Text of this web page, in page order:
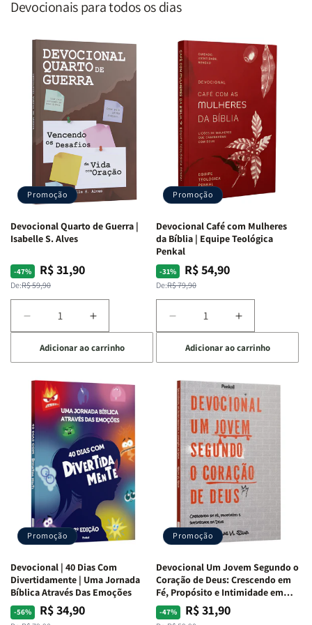
Devocionais para todos os dias
Promoção
Devocional Quarto de Guerra |
Isabelle S. Alves
-47%
Preço
normal
De:R$ 59,90
Preço
promocional
R$ 31,90
Diminuir
a
quantidade
de
Devocional
Quarto
de
Guerra
Isabelle
S.
Alves
Aumentar
a
quantidade
de
Devocional
Quarto
de
Guerra
|
Isabelle
S.
Alves
Adicionar ao carrinho
Promoção
Devocional Café com Mulheres
da Bíblia | Equipe Teológica
Penkal
-31%
Preço
normal
De:R$ 79,90
Preço
promocional
R$ 54,90
Diminuir
a
quantidade
de
Devocional
Café
com
Mulheres
da
Bíblia
Equipe
Teológica
Penkal
Aumentar
a
quantidade
de
Devocional
Café
com
Mulheres
da
Bíblia
|
Equipe
Teológica
Penkal
Adicionar ao carrinho
Promoção
Devocional | 40 Dias Com
Divertidamente | Uma Jornada
Bíblica Através Das Emoções
-56%
Preço
PreçoR$ 34,90
Promoção
Devocional Um Jovem Segundo o
Coração de Deus: Crescendo em
Fé, Propósito e Intimidade em
Deus
-47%
Preço
PreçoR$ 31,90